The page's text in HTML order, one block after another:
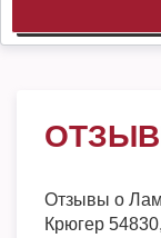
Отзывы о
Крюгер